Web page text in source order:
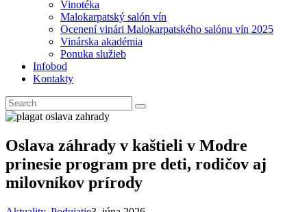
Vinotéka
Malokarpatský salón vín
Ocenení vinári Malokarpatského salónu vín 2025
Vinárska akadémia
Ponuka služieb
Infobod
Kontakty
Oslava záhrady v kaštieli v Modre
prinesie program pre deti, rodičov aj
milovníkov prírody